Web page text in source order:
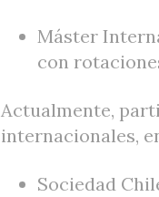
Máster
con
Actualmente,
internacionales,
Sociedad